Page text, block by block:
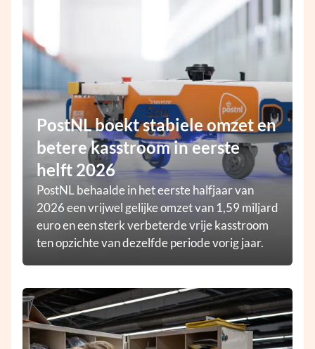
PostNL boekt stabiele omzet en
betere kasstroom in eerste
helft 2026
PostNL behaalde in het eerste halfjaar van
2026 een vrijwel gelijke omzet van 1,59 miljard
euro en een sterk verbeterde vrije kasstroom
ten opzichte van dezelfde periode vorig jaar.